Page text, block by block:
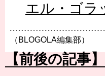
エル・ゴラ
（BLOGOLA編集部）
【前後の記事】